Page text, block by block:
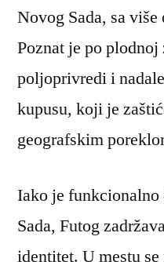
Novog Sada, sa
Poznat je po
poljoprivredi i
kupusu, koji je
geografskim
Iako je funkcionalno
Sada, Futog
identitet. U mestu